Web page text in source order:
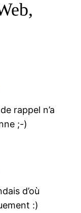
rappel n’a
;-)
d’où
:)